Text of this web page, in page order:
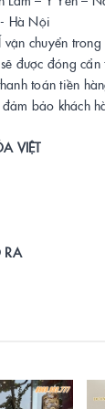
Hà Nội
chuyển trong
được đóng cẩn
toán tiền
bảo khách
VIỆT
RA